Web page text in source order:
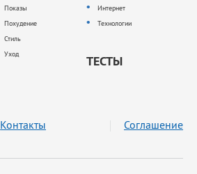
Показы
Похудение
Стиль
Уход
Интернет
Технологии
ТЕСТЫ
Контакты Соглашение